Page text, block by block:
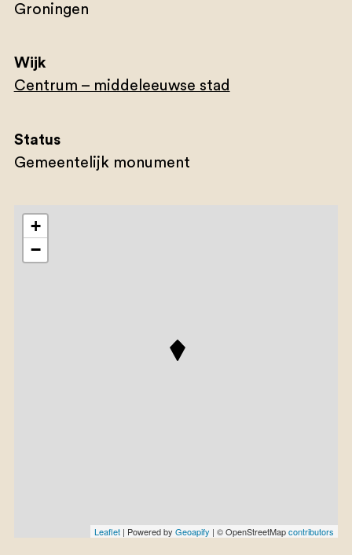
Groningen
Wijk
Centrum – middeleeuwse stad
Status
Gemeentelijk monument
+
−
Leaflet | Powered byGeoapify | © OpenStreetMapcontributors